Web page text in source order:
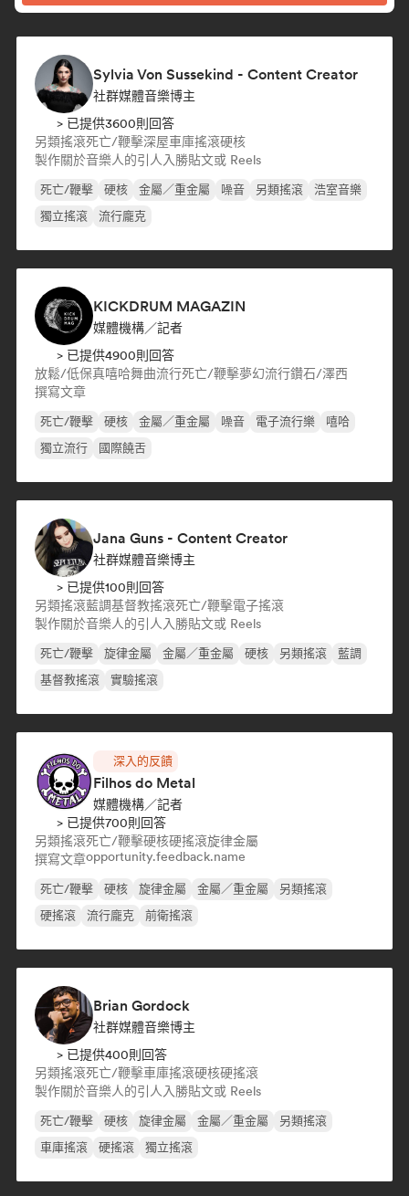
Sylvia Von Sussekind - Content Creator
社群媒體音樂博主
> 已提供3600則回答
另類搖滾死亡/鞭擊深屋車庫搖滾硬核
製作關於音樂人的引人入勝貼文或 Reels
死亡/鞭擊 硬核 金屬／重金屬 噪音 另類搖滾
浩室音樂
獨立搖滾
流行龐克
KICKDRUM MAGAZIN
媒體機構／記者
> 已提供4900則回答
放鬆/低保真嘻哈舞曲流行死亡/鞭擊夢幻流行鑽石/澤西
撰寫文章
死亡/鞭擊 硬核 金屬／重金屬 噪音 電子流行樂
嘻哈
獨立流行
國際饒舌
Jana Guns - Content Creator
社群媒體音樂博主
> 已提供100則回答
另類搖滾藍調基督教搖滾死亡/鞭擊電子搖滾
製作關於音樂人的引人入勝貼文或 Reels
死亡/鞭擊 旋律金屬 金屬／重金屬 硬核 另類搖滾
藍調
基督教搖滾
實驗搖滾
深入的反饋
Filhos do Metal
媒體機構／記者
> 已提供700則回答
另類搖滾死亡/鞭擊硬核硬搖滾旋律金屬
撰寫文章opportunity.feedback.name
死亡/鞭擊 硬核 旋律金屬 金屬／重金屬
另類搖滾
硬搖滾
流行龐克 前衛搖滾
Brian Gordock
社群媒體音樂博主
> 已提供400則回答
另類搖滾死亡/鞭擊車庫搖滾硬核硬搖滾
製作關於音樂人的引人入勝貼文或 Reels
死亡/鞭擊 硬核 旋律金屬 金屬／重金屬
另類搖滾
車庫搖滾
硬搖滾 獨立搖滾